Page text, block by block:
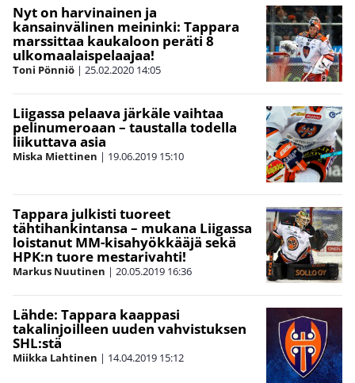
Nyt on harvinainen ja
kansainvälinen meininki: Tappara
marssittaa kaukaloon peräti 8
ulkomaalaispelaajaa!
Toni Pönniö | 25.02.2020 14:05
Liigassa pelaava järkäle vaihtaa
pelinumeroaan – taustalla todella
liikuttava asia
Miska Miettinen | 19.06.2019 15:10
Tappara julkisti tuoreet
tähtihankintansa – mukana Liigassa
loistanut MM-kisahyökkääjä sekä
HPK:n tuore mestarivahti!
Markus Nuutinen | 20.05.2019 16:36
Lähde: Tappara kaappasi
takalinjoilleen uuden vahvistuksen
SHL:stä
Miikka Lahtinen | 14.04.2019 15:12